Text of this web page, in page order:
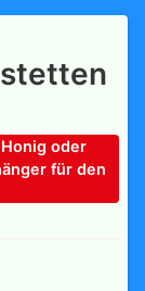
oder
für den